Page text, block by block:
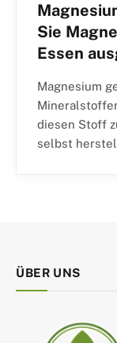
Sie
Essen
Magnesium
diesen Stoff
selbst
ÜBER UNS